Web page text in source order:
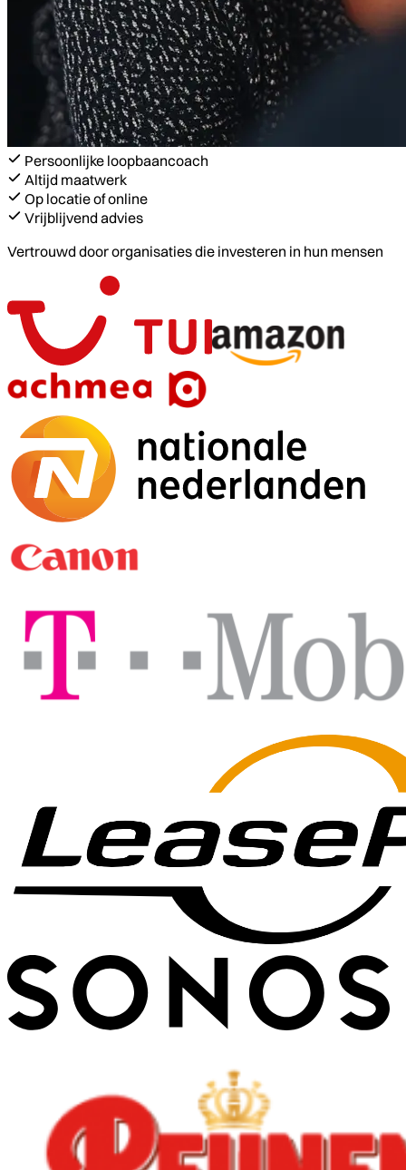
Persoonlijke loopbaancoach
Altijd maatwerk
Op locatie of online
Vrijblijvend advies
Vertrouwd door organisaties die investeren in hun mensen